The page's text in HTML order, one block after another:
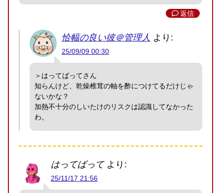
返信
恰幅の良い彼＠管理人 より:
25/09/09 00:30
＞はってばってさん
知らんけど、乾燥椎茸の軸を酢につけてるだけじゃ
ないかな？
加熱不十分のしいたけのリスクは認識してなかった
わ。
はってばって より:
25/11/17 21:56